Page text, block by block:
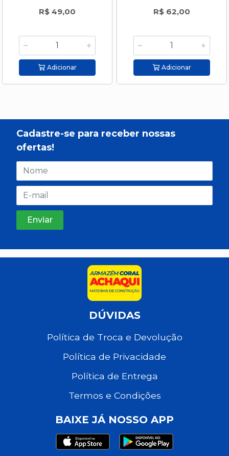
R$ 49,00
Adicionar
R$ 62,00
Adicionar
Cadastre-se para receber nossas
ofertas!
DÚVIDAS
Política de Troca e Devolução
Política de Privacidade
Política de Entrega
Termos e Condições
BAIXE JÁ NOSSO APP